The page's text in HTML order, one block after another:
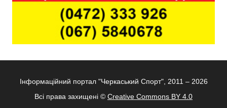
Інформаційний портал "Черкаський Спорт", 2011 – 2026
Всі права захищені © Creative Commons BY 4.0